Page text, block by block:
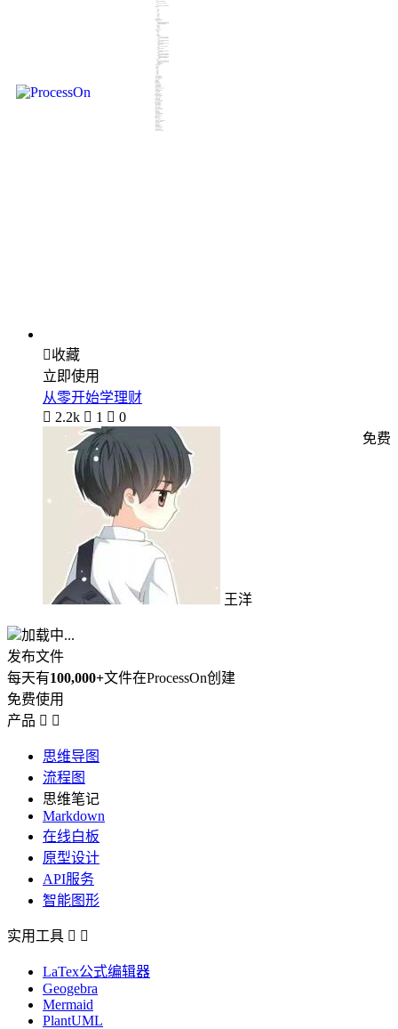
收藏
立即使用
从零开始学理财
 2.2k  1  0
王洋
免费
加载中...
发布文件
每天有100,000+文件在ProcessOn创建
免费使用
产品  
思维导图
流程图
思维笔记
Markdown
在线白板
原型设计
API服务
智能图形
实用工具  
LaTex公式编辑器
Geogebra
Mermaid
PlantUML